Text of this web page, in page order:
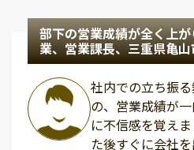
部下の営業成績が全く上
業、営業課長、三重県亀
社内での立ち振
の、営業成績が
に不信感を覚え
た後すぐに会社